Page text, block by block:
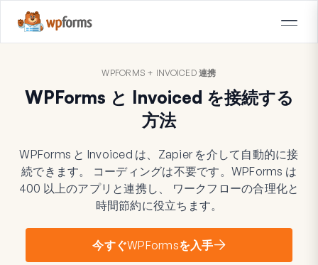
WPFORMS + INVOICED 連携
WPForms と Invoiced を接続する
方法
WPForms と Invoiced は、Zapier を介して自動的に接
続できます。 コーディングは不要です。WPForms は
400 以上のアプリと連携し、 ワークフローの合理化と
時間節約に役立ちます。
今すぐWPFormsを入手